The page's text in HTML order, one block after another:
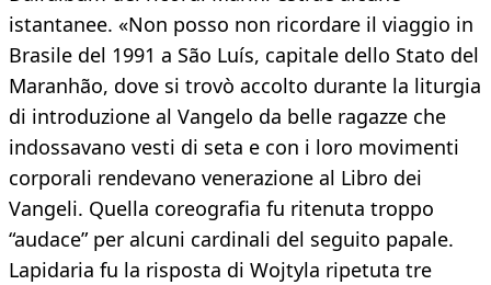
istantanee. «Non posso non ricordare il viaggio in
Brasile del 1991 a São Luís, capitale dello Stato del
Maranhão, dove si trovò accolto durante la liturgia
di introduzione al Vangelo da belle ragazze che
indossavano vesti di seta e con i loro movimenti
corporali rendevano venerazione al Libro dei
Vangeli. Quella coreografia fu ritenuta troppo
“audace” per alcuni cardinali del seguito papale.
Lapidaria fu la risposta di Wojtyla ripetuta tre